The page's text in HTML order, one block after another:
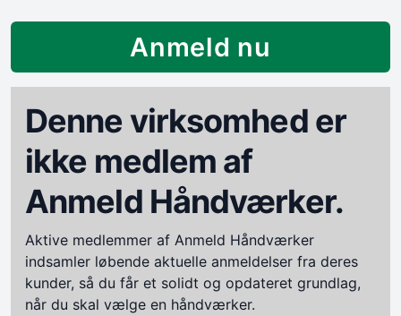
Anmeld nu
Denne virksomhed er
ikke medlem af
Anmeld Håndværker.
Aktive medlemmer af Anmeld Håndværker
indsamler løbende aktuelle anmeldelser fra deres
kunder, så du får et solidt og opdateret grundlag,
når du skal vælge en håndværker.